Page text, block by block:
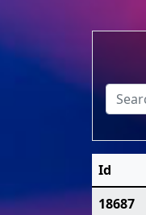
Id
18687